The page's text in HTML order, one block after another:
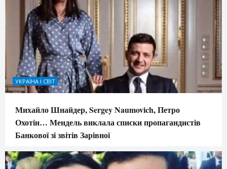
УКРАЇНА І СВІТ
Михайло Шнайдер, Sergey Naumovich, Петро
Охотін… Мендель виклала списки пропагандистів
Банкової зі звітів Зарівної